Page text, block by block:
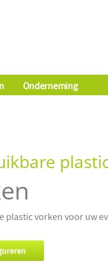
Onderneming
plastic vorken voor uw